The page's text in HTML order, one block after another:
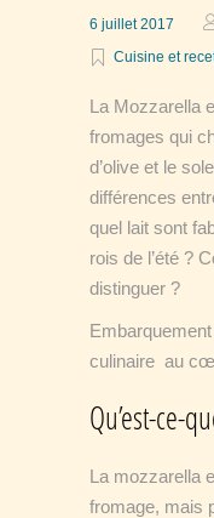
6 juillet 2017
Cuisine et
La Mozzarella
fromages qui
d’olive et le
différences
quel lait sont
rois de l’été ?
distinguer ?
culinaire au
Qu’est-ce-
La mozzarella
fromage, mais